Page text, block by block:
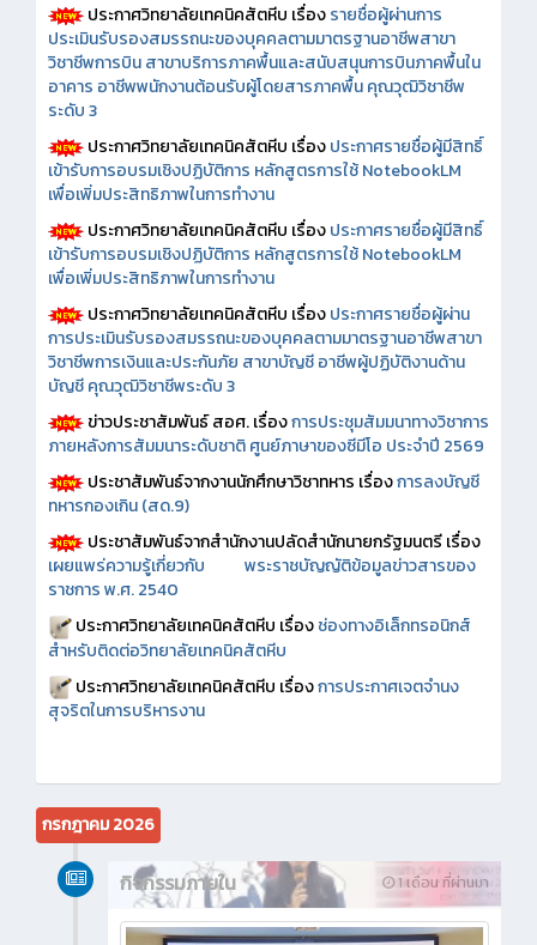
ประกาศวิทยาลัยเทคนิคสัตหีบ เรื่องรายชื่อผู้ผ่านการ
ประเมินรับรองสมรรถนะของบุคคลตามมาตรฐานอาชีพสาขา
วิชาชีพการบิน สาขาบริการภาคพื้นและสนับสนุนการบินภาคพื้นใน
อาคาร อาชีพพนักงานต้อนรับผู้โดยสารภาคพื้น คุณวุฒิวิชาชีพ
ระดับ 3
ประกาศวิทยาลัยเทคนิคสัตหีบ เรื่องประกาศรายชื่อผู้มีสิทธิ์
เข้ารับการอบรมเชิงปฏิบัติการ หลักสูตรการใช้ NotebookLM
เพื่อเพิ่มประสิทธิภาพในการทำงาน
ประกาศวิทยาลัยเทคนิคสัตหีบ เรื่องประกาศรายชื่อผู้มีสิทธิ์
เข้ารับการอบรมเชิงปฏิบัติการ หลักสูตรการใช้ NotebookLM
เพื่อเพิ่มประสิทธิภาพในการทำงาน
ประกาศวิทยาลัยเทคนิคสัตหีบ เรื่องประกาศรายชื่อผู้ผ่าน
การประเมินรับรองสมรรถนะของบุคคลตามมาตรฐานอาชีพสาขา
วิชาชีพการเงินและประกันภัย สาขาบัญชี อาชีพผู้ปฏิบัติงานด้าน
บัญชี คุณวุฒิวิชาชีพระดับ 3
ข่าวประชาสัมพันธ์ สอศ.เรื่องการประชุมสัมมนาทางวิชาการ
ภายหลังการสัมมนาระดับชาติ ศูนย์ภาษาของซีมีโอ ประจำปี 2569
ประชาสัมพันธ์จากงานนักศึกษาวิชาทหาร เรื่องการลงบัญชี
ทหารกองเกิน (สด.9)
ประชาสัมพันธ์จากสำนักงานปลัดสำนักนายกรัฐมนตรี เรื่อง
เผยแพร่ความรู้เกี่ยวกับ พระราชบัญญัติข้อมูลข่าวสารของ
ราชการ พ.ศ. 2540
ประกาศวิทยาลัยเทคนิคสัตหีบ เรื่องช่องทางอิเล็กทรอนิกส์
สำหรับติดต่อวิทยาลัยเทคนิคสัตหีบ
ประกาศวิทยาลัยเทคนิคสัตหีบ เรื่องการประกาศเจตจำนง
สุจริตในการบริหารงาน
กรกฎาคม 2026
1 เดือน ที่ผ่านมา
กิจกรรมภายใน